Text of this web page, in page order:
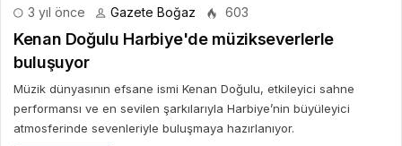
3 yıl önce Gazete Boğaz 603
Kenan Doğulu Harbiye'de müzikseverlerle
buluşuyor
Müzik dünyasının efsane ismi Kenan Doğulu, etkileyici sahne
performansı ve en sevilen şarkılarıyla Harbiye’nin büyüleyici
atmosferinde sevenleriyle buluşmaya hazırlanıyor.